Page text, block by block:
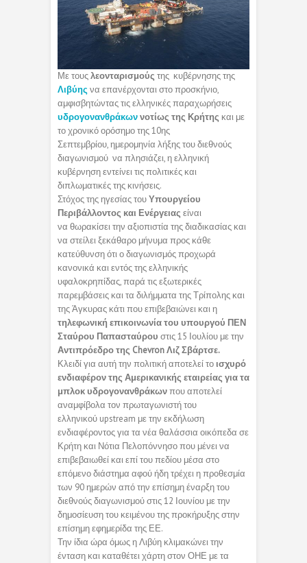
Με τουςλεονταρισμούς της κυβέρνησης της
Λιβύης να επανέρχονται στο προσκήνιο,
αμφισβητώντας τις ελληνικές παραχωρήσεις
υδρογονανθράκωννοτίως της Κρήτης και με
το χρονικό ορόσημο της 10ης
Σεπτεμβρίου, ημερομηνία λήξης του διεθνούς
διαγωνισμού να πλησιάζει, η ελληνική
κυβέρνηση εντείνει τις πολιτικές και
διπλωματικές της κινήσεις.
Στόχος της ηγεσίας τουΥπουργείου
Περιβάλλοντος και Ενέργειας είναι
να θωρακίσει την αξιοπιστία της διαδικασίας και
να στείλει ξεκάθαρο μήνυμα προς κάθε
κατεύθυνση ότι ο διαγωνισμός προχωρά
κανονικά και εντός της ελληνικής
υφαλοκρηπίδας, παρά τις εξωτερικές
παρεμβάσεις και τα διλήμματα της Τρίπολης και
της Άγκυρας κάτι που επιβεβαιώνει και η
τηλεφωνική επικοινωνία του υπουργού ΠΕΝ
Σταύρου Παπασταύρου στις 15 Ιουλίου με την
Αντιπρόεδρο της Chevron Λιζ Σβάρτσε.
Κλειδί για αυτή την πολιτική αποτελεί το ισχυρό
ενδιαφέρον της Αμερικανικής εταιρείας για τα
μπλοκ υδρογονανθράκωνπου αποτελεί
αναμφίβολα τον πρωταγωνιστή του
ελληνικού upstream με την εκδήλωση
ενδιαφέροντος για τα νέα θαλάσσια οικόπεδα σε
Κρήτη και Νότια Πελοπόννησο που μένει να
επιβεβαιωθεί και επί του πεδίου μέσα στο
επόμενο διάστημα αφού ήδη τρέχει η προθεσμία
των 90 ημερών από την επίσημη έναρξη του
διεθνούς διαγωνισμού στις 12 Ιουνίου με την
δημοσίευση του κειμένου της προκήρυξης στην
επίσημη εφημερίδα της ΕΕ.
Την ίδια ώρα όμως η Λιβύη κλιμακώνει την
ένταση και καταθέτει χάρτη στον ΟΗΕ με τα